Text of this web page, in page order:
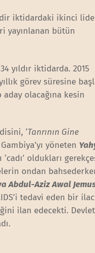
iktidardaki ikinci
yayınlanan bütün
yıldır iktidarda. 2015
görev süresine
olacağına kesin
‘Tanrının Gine
yöneten
oldukları
ondan
Abdul-Aziz Awal
tedavi eden bir
ilan edecekti. Devlet